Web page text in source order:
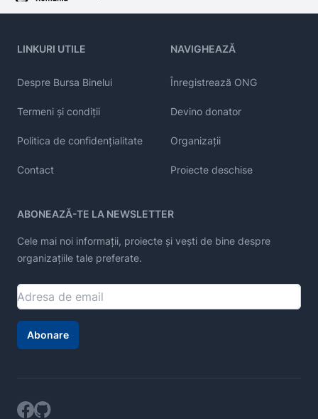
LINKURI UTILE
Despre Bursa Binelui
Termeni și condiții
Politica de confidențialitate
Contact
NAVIGHEAZĂ
Înregistrează ONG
Devino donator
Organizații
Proiecte deschise
ABONEAZĂ-TE LA NEWSLETTER
Cele mai noi informații, proiecte și vești de bine despre
organizațiile tale preferate.
Abonare